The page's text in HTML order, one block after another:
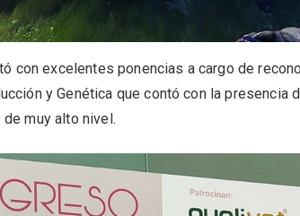
con excelentes ponencias a cargo de
y Genética que contó con la presencia
muy alto nivel.